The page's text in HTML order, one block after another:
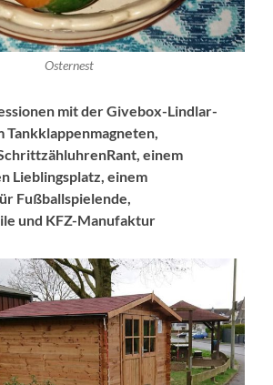
Osternest
mit der Givebox-Lindlar-
Tankklappenmagneten,
einem
Lieblingsplatz, einem
Fußballspielende,
und KFZ-Manufaktur